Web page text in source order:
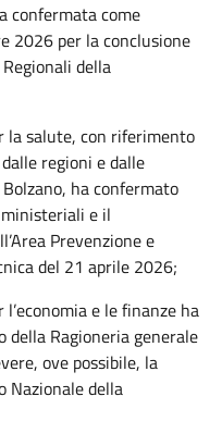
confermata come
2026 per la conclusione
della
la salute, con riferimento
regioni e dalle
ha confermato
e il
Prevenzione e
del 21 aprile 2026;
e le finanze ha
Ragioneria generale
ove possibile, la
Nazionale della